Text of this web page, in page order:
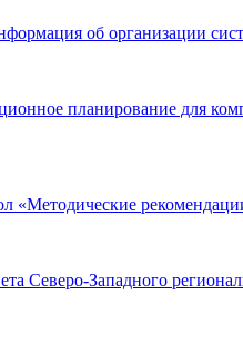
об организации
планирование для
«Методические
Северо-Западного